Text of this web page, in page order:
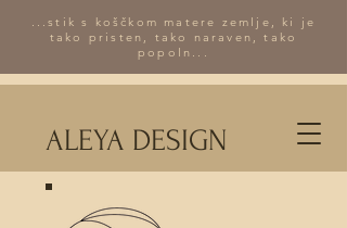
...stik s koščkom matere zemlje, ki je
tako pristen, tako naraven, tako
popoln...
ALEYA DESIGN